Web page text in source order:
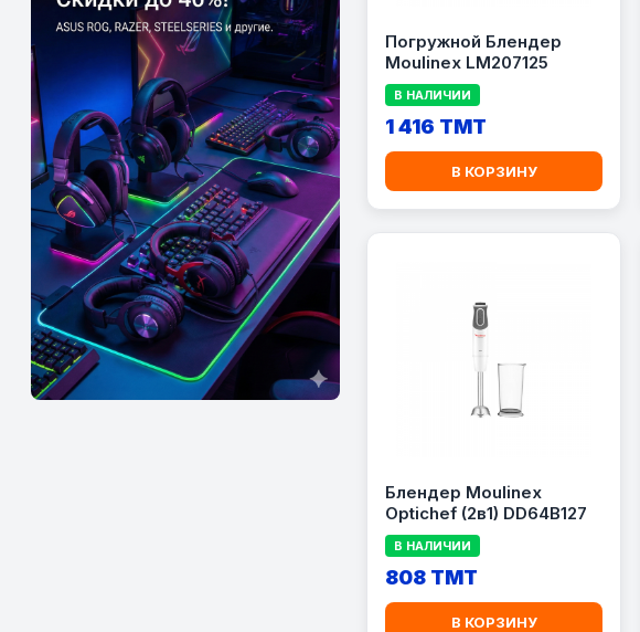
Погружной Блендер
Moulinex LM207125
В НАЛИЧИИ
1 416 TMT
В КОРЗИНУ
Блендер Moulinex
Optichef (2в1) DD64B127
В НАЛИЧИИ
808 TMT
В КОРЗИНУ